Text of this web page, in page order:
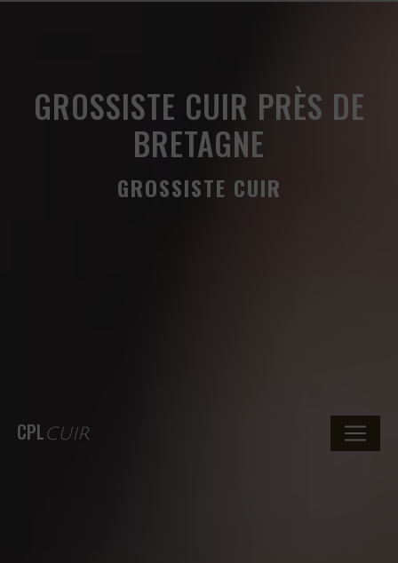
CPLCUIR
GROSSISTE CUIR PRÈS DE
BRETAGNE
GROSSISTE CUIR